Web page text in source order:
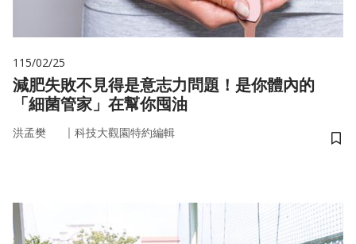
115/02/25
減肥失敗不見得是意志力問題！是你體內的
「細菌管家」在幫你囤油
洪孟樊 ｜ 科技大觀園特約編輯
儲